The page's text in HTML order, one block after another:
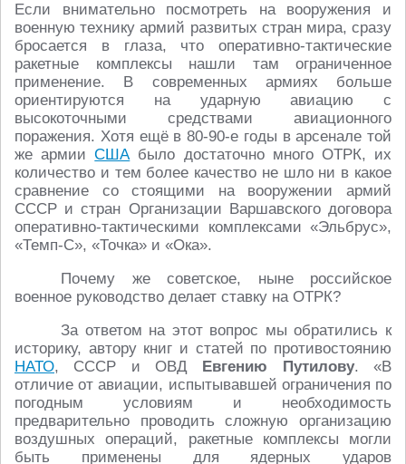
Если внимательно посмотреть на вооружения и
военную технику армий развитых стран мира, сразу
бросается в глаза, что оперативно-тактические
ракетные комплексы нашли там ограниченное
применение. В современных армиях больше
ориентируются на ударную авиацию с
высокоточными средствами авиационного
поражения. Хотя ещё в 80-90-е годы в арсенале той
же армииСШАбыло достаточно много ОТРК, их
количество и тем более качество не шло ни в какое
сравнение со стоящими на вооружении армий
СССР и стран Организации Варшавского договора
оперативно-тактическими комплексами «Эльбрус»,
«Темп-С», «Точка» и «Ока».
Почему же советское, ныне российское
военное руководство делает ставку на ОТРК?
За ответом на этот вопрос мы обратились к
историку, автору книг и статей по противостоянию
НАТО, СССР и ОВД Евгению Путилову. «В
отличие от авиации, испытывавшей ограничения по
погодным условиям и необходимость
предварительно проводить сложную организацию
воздушных операций, ракетные комплексы могли
быть применены для ядерных ударов